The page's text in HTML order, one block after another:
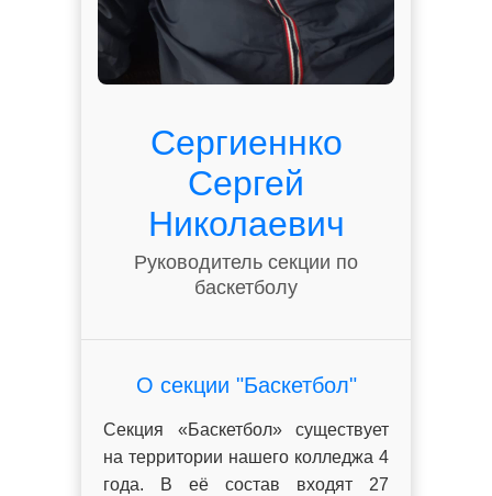
Сергиеннко
Сергей
Николаевич
Руководитель секции по
баскетболу
О секции "Баскетбол"
Секция «Баскетбол» существует
на территории нашего колледжа 4
года. В её состав входят 27